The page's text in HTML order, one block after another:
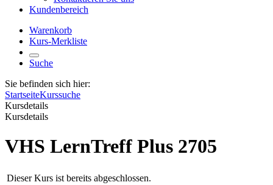
Kundenbereich
Warenkorb
Kurs-Merkliste
Suche
Sie befinden sich hier:
StartseiteKurssuche
Kursdetails
Kursdetails
VHS LernTreff Plus 2705
Dieser Kurs ist bereits abgeschlossen.